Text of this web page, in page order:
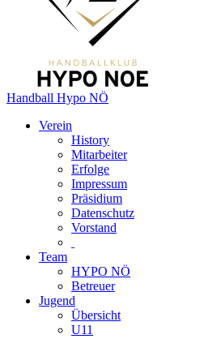
Handball Hypo NÖ
Verein
History
Mitarbeiter
Erfolge
Impressum
Präsidium
Datenschutz
Vorstand
Team
HYPO NÖ
Betreuer
Jugend
Übersicht
U11